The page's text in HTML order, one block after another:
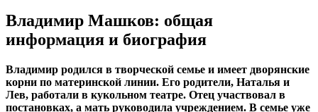
Владимир Машков: общая
информация и биография
Владимир родился в творческой семье и имеет дворянские
корни по материнской линии. Его родители, Наталья и
Лев, работали в кукольном театре. Отец участвовал в
постановках, а мать руководила учреждением. В семье уже